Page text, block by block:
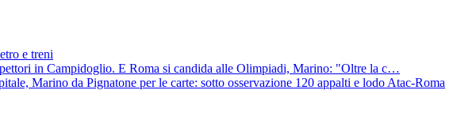
e treni
in Campidoglio. E Roma si candida alle Olimpiadi, Marino: "Oltre la c…
Marino da Pignatone per le carte: sotto osservazione 120 appalti e lodo Atac-Roma